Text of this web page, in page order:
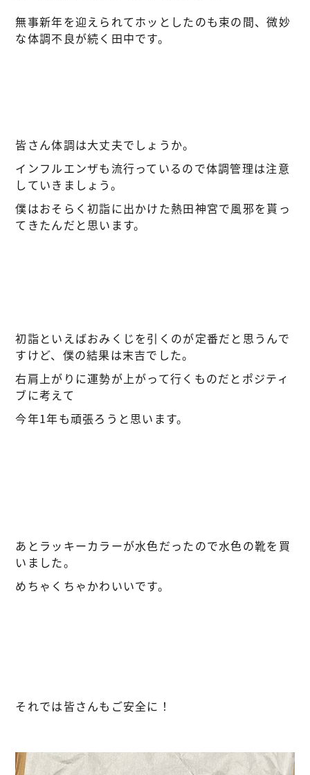
無事新年を迎えられてホッとしたのも束の間、微妙
な体調不良が続く田中です。
皆さん体調は大丈夫でしょうか。
インフルエンザも流行っているので体調管理は注意
していきましょう。
僕はおそらく初詣に出かけた熱田神宮で風邪を貰っ
てきたんだと思います。
初詣といえばおみくじを引くのが定番だと思うんで
すけど、僕の結果は末吉でした。
右肩上がりに運勢が上がって行くものだとポジティ
ブに考えて
今年1年も頑張ろうと思います。
あとラッキーカラーが水色だったので水色の靴を買
いました。
めちゃくちゃかわいいです。
それでは皆さんもご安全に！